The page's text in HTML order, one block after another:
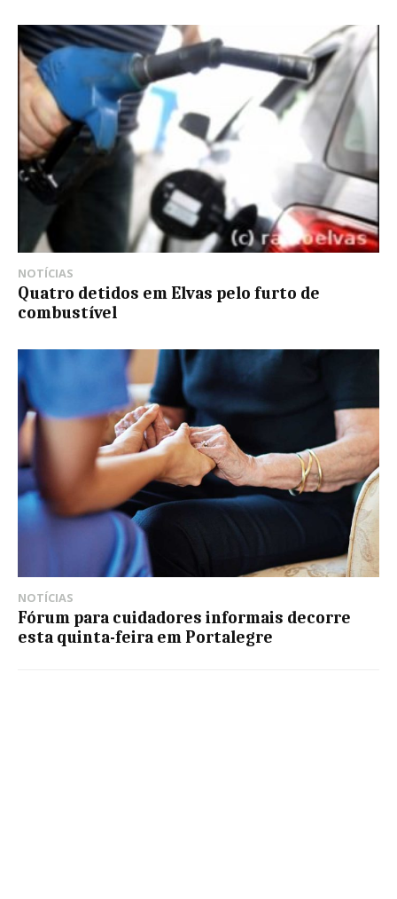
NOTÍCIAS
Quatro detidos em Elvas pelo furto de
combustível
NOTÍCIAS
Fórum para cuidadores informais decorre
esta quinta-feira em Portalegre